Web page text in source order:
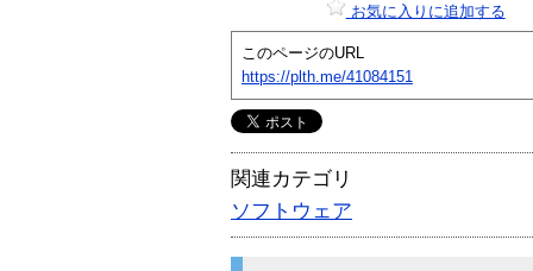
お気に入りに追加する
このページのURL
https://plth.me/41084151
関連カテゴリ
ソフトウェア